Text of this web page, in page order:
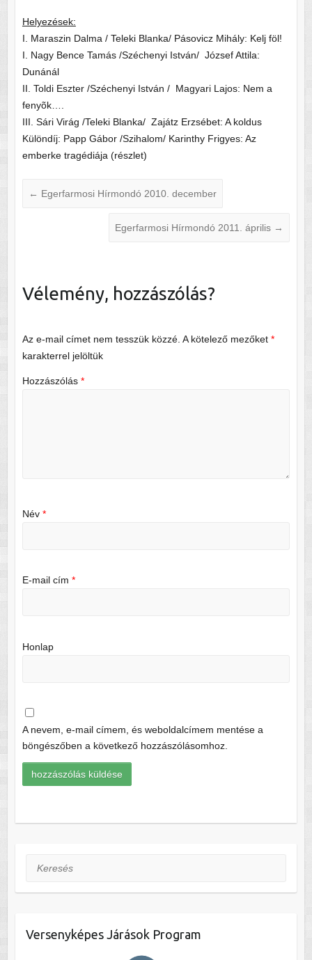
Helyezések:
I. Maraszin Dalma / Teleki Blanka/ Pásovicz Mihály: Kelj föl!
I. Nagy Bence Tamás /Széchenyi István/ József Attila:
Dunánál
II. Toldi Eszter /Széchenyi István / Magyari Lajos: Nem a
fenyõk….
III. Sári Virág /Teleki Blanka/ Zajátz Erzsébet: A koldus
Különdíj: Papp Gábor /Szihalom/ Karinthy Frigyes: Az
emberke tragédiája (részlet)
← Egerfarmosi Hírmondó 2010. december
Egerfarmosi Hírmondó 2011. április →
Vélemény, hozzászólás?
Az e-mail címet nem tesszük közzé. A kötelező mezőket *
karakterrel jelöltük
Hozzászólás *
Név *
E-mail cím *
Honlap
A nevem, e-mail címem, és weboldalcímem mentése a
böngészőben a következő hozzászólásomhoz.
Keresés
Versenyképes Járások Program